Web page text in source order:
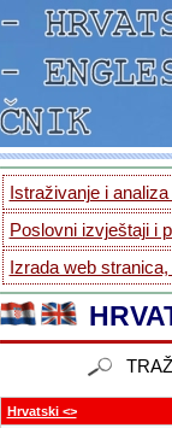
Istraživanje i
Poslovni izvještaji i
Izrada web
Hrvatski <>